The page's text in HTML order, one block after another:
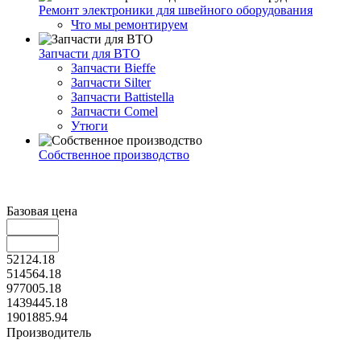
Ремонт электроники для швейного оборудования
Что мы ремонтируем
Запчасти для ВТО
Запчасти Bieffe
Запчасти Silter
Запчасти Battistella
Запчасти Comel
Утюги
Собственное производство
Базовая цена
52124.18
514564.18
977005.18
1439445.18
1901885.94
Производитель